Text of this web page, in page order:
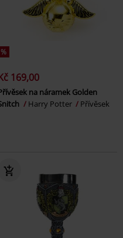
%
169,00
na náramek Golden
Harry Potter Přívěsek